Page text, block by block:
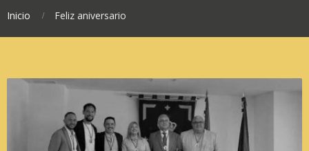
Inicio Feliz aniversario